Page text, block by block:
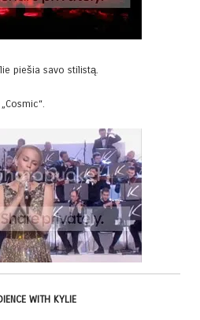
piešia savo stilistą.
„Cosmic“.
WITH KYLIE